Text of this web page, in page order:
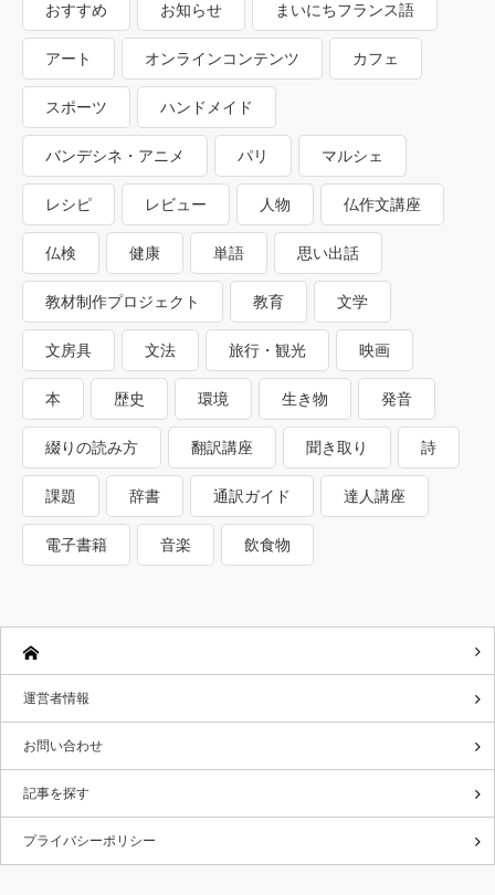
おすすめ お知らせ まいにちフランス語
アート オンラインコンテンツ カフェ
スポーツ ハンドメイド
バンデシネ・アニメ パリ マルシェ
レシピ レビュー 人物 仏作文講座
仏検 健康 単語 思い出話
教材制作プロジェクト 教育 文学
文房具 文法 旅行・観光 映画
本 歴史 環境 生き物 発音
綴りの読み方 翻訳講座 聞き取り 詩
課題 辞書 通訳ガイド 達人講座
電子書籍 音楽 飲食物
運営者情報
お問い合わせ
記事を探す
プライバシーポリシー